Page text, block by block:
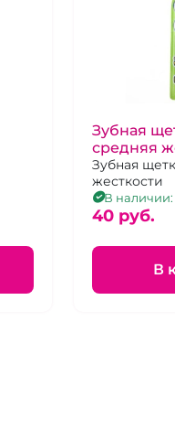
Зубная
средняя
Зубная
жесткости
В наличии:
40 pуб.
В